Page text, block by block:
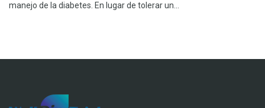
manejo de la diabetes. En lugar de tolerar un...